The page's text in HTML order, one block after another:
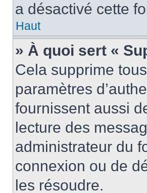
a désactivé cette
Haut
» À quoi sert «
Cela supprime
paramètres
fournissent aussi
lecture des
administrateur du
connexion ou de
les résoudre.